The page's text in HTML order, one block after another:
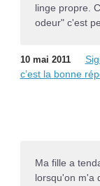
linge propre.
odeur" c'est
10 mai 2011
c’est la bonne
Ma fille a
lorsqu'on m'a